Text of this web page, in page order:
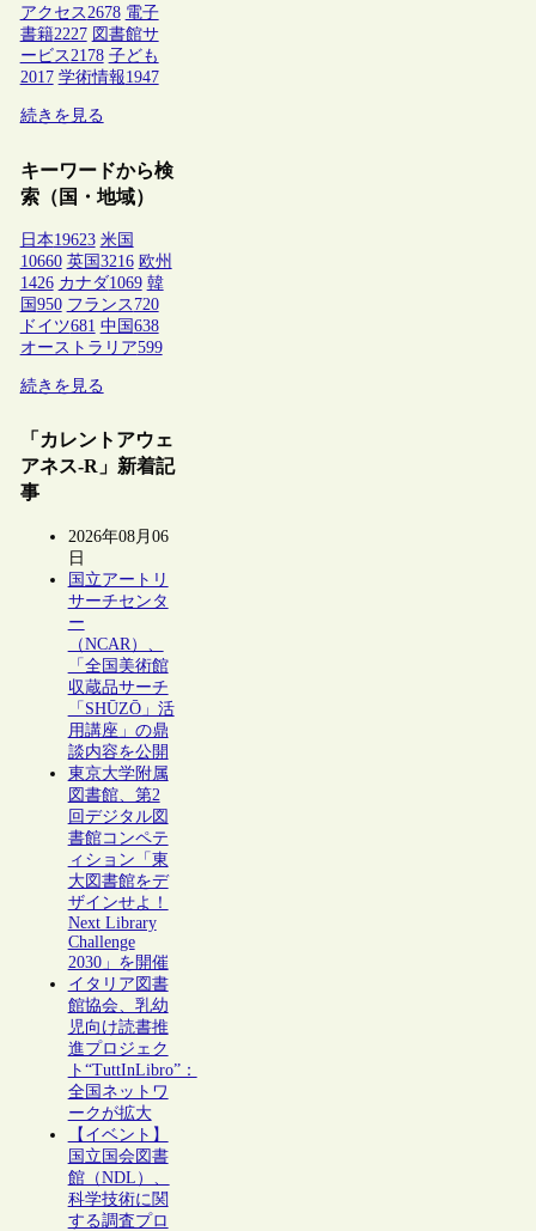
アクセス2678 電子
書籍2227 図書館サ
ービス2178 子ども
2017 学術情報1947
続きを見る
キーワードから検
索（国・地域）
日本19623 米国
10660 英国 3216 欧州
1426 カナダ1069 韓
国 950 フランス 720
ドイツ681 中国 638
オーストラリア599
続きを見る
「カレントアウェ
アネス-R」新着記
事
2026年08月06
日
国立アートリ
サーチセンタ
ー
（NCAR）、
「全国美術館
収蔵品サーチ
「SHŪZŌ」活
用講座」の鼎
談内容を公開
東京大学附属
図書館、第2
回デジタル図
書館コンペテ
ィション「東
大図書館をデ
ザインせよ！
Next Library
Challenge
2030」を開催
イタリア図書
館協会、乳幼
児向け読書推
進プロジェク
ト“TuttInLibro”：
全国ネットワ
ークが拡大
【イベント】
国立国会図書
館（NDL）、
科学技術に関
する調査プロ